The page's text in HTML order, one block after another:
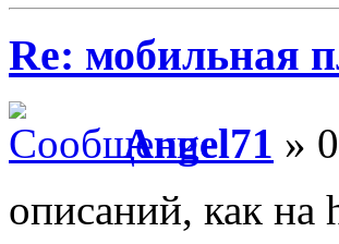
Re: мобильная
Angel71 »
описаний, как на